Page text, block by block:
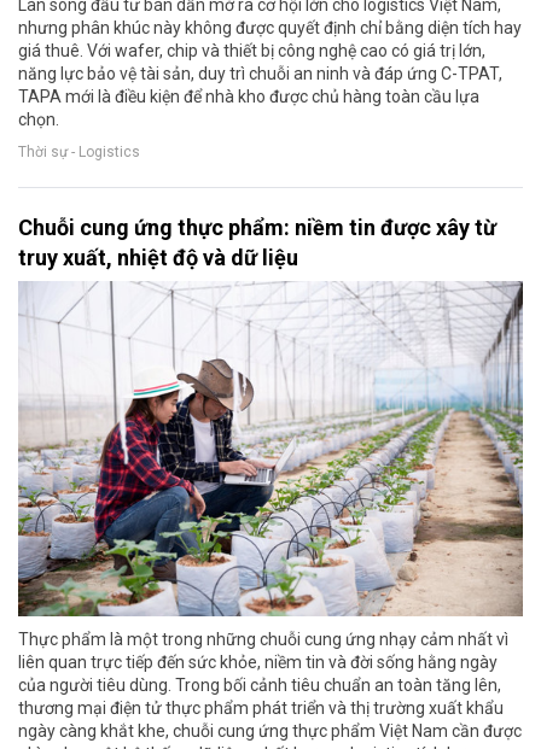
Làn sóng đầu tư bán dẫn mở ra cơ hội lớn cho logistics Việt Nam,
nhưng phân khúc này không được quyết định chỉ bằng diện tích hay
giá thuê. Với wafer, chip và thiết bị công nghệ cao có giá trị lớn,
năng lực bảo vệ tài sản, duy trì chuỗi an ninh và đáp ứng C-TPAT,
TAPA mới là điều kiện để nhà kho được chủ hàng toàn cầu lựa
chọn.
Thời sự - Logistics
Chuỗi cung ứng thực phẩm: niềm tin được xây từ
truy xuất, nhiệt độ và dữ liệu
Thực phẩm là một trong những chuỗi cung ứng nhạy cảm nhất vì
liên quan trực tiếp đến sức khỏe, niềm tin và đời sống hằng ngày
của người tiêu dùng. Trong bối cảnh tiêu chuẩn an toàn tăng lên,
thương mại điện tử thực phẩm phát triển và thị trường xuất khẩu
ngày càng khắt khe, chuỗi cung ứng thực phẩm Việt Nam cần được